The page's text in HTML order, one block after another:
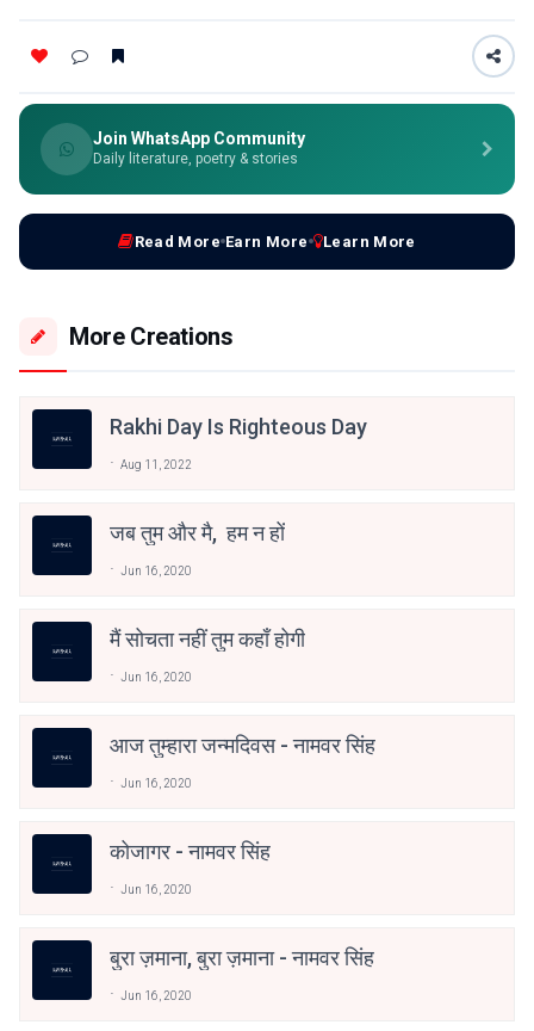
Join WhatsApp Community
Daily literature, poetry & stories
Read More Earn More Learn More
More Creations
Rakhi Day Is Righteous Day
Aug 11, 2022
जब तुम और मै, हम न हों
Jun 16, 2020
मैं सोचता नहीं तुम कहाँ होगी
Jun 16, 2020
आज तुम्हारा जन्मदिवस - नामवर सिंह
Jun 16, 2020
कोजागर - नामवर सिंह
Jun 16, 2020
बुरा ज़माना, बुरा ज़माना - नामवर सिंह
Jun 16, 2020